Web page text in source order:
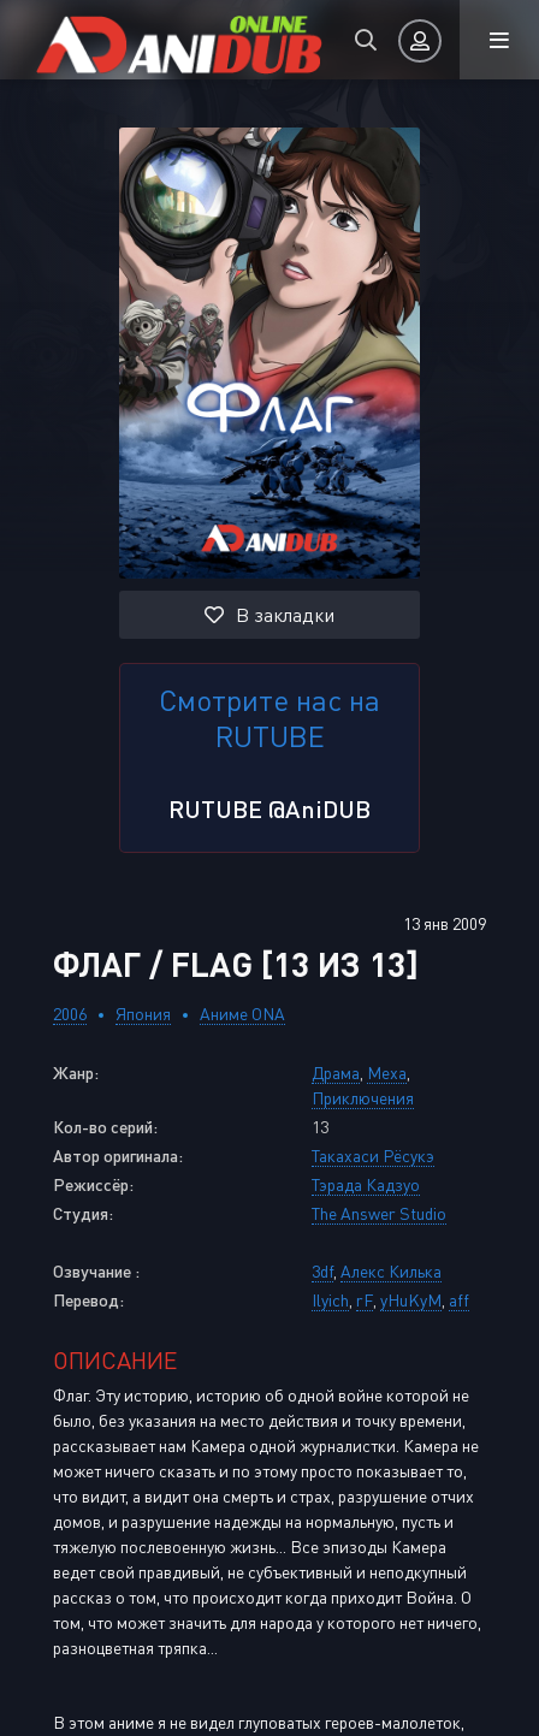
Авторизация
Запомнить
ВОЙТИ НА САЙТ
Регистрация Восстановить пароль
Или войти через
В закладки
Смотрите нас на
RUTUBE
RUTUBE @AniDUB
13 янв 2009
ФЛАГ / FLAG [13 ИЗ 13]
2006 Япония Аниме ONA
Жанр: Драма Меха
Приключения
Кол-во серий:
13
Автор оригинала:
Такахаси Рёсукэ
Режиссёр:
Тэрада Кадзуо
Студия:
The Answer Studio
Озвучание : 3df, Алекс Килька
Перевод:
Ilyich rF yHuKyM aff
ОПИСАНИЕ
Флаг. Эту историю, историю об одной войне которой не
было, без указания на место действия и точку времени,
рассказывает нам Камера одной журналистки. Камера не
может ничего сказать и по этому просто показывает то,
что видит, а видит она смерть и страх, разрушение отчих
домов, и разрушение надежды на нормальную, пусть и
тяжелую послевоенную жизнь... Все эпизоды Камера
ведет свой правдивый, не субъективный и неподкупный
рассказ о том, что происходит когда приходит Война. О
том, что может значить для народа у которого нет ничего,
разноцветная тряпка...
В этом аниме я не видел глуповатых героев-малолеток,